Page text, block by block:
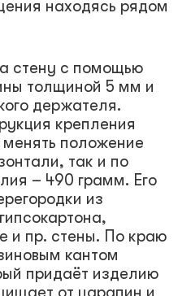
находясь рядом
стену с помощью
толщиной 5 мм и
держателя.
крепления
менять положение
так и по
– 490 грамм. Его
из
и пр. стены. По краю
кантом
придаёт изделию